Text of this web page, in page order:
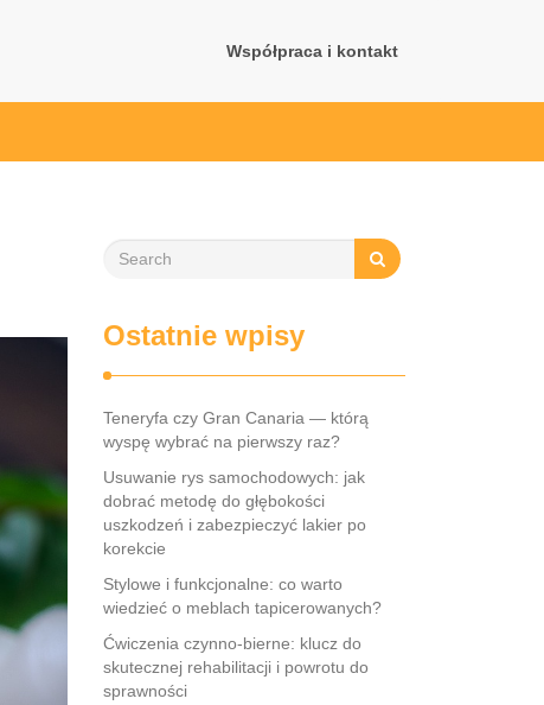
Współpraca i kontakt
Ostatnie wpisy
Teneryfa czy Gran Canaria — którą
wyspę wybrać na pierwszy raz?
Usuwanie rys samochodowych: jak
dobrać metodę do głębokości
uszkodzeń i zabezpieczyć lakier po
korekcie
Stylowe i funkcjonalne: co warto
wiedzieć o meblach tapicerowanych?
Ćwiczenia czynno-bierne: klucz do
skutecznej rehabilitacji i powrotu do
sprawności